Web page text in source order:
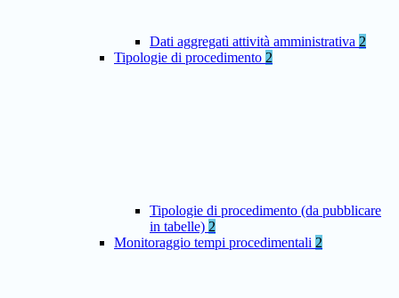
Dati aggregati attività amministrativa 2
Tipologie di procedimento 2
Tipologie di procedimento (da pubblicare
in tabelle) 2
Monitoraggio tempi procedimentali 2